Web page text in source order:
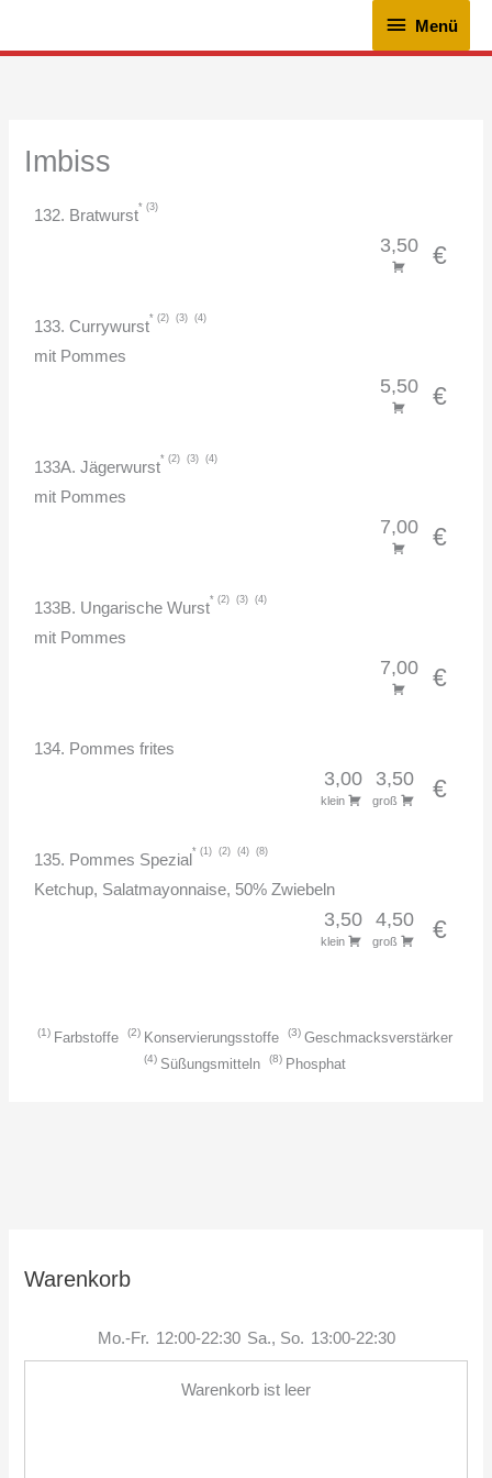
Menü
Menü
Imbiss
132. Bratwurst
3
3,50 €
133. Currywurst
2 3 4
mit Pommes
5,50 €
133A. Jägerwurst
2 3 4
mit Pommes
7,00 €
133B. Ungarische Wurst
2 3 4
mit Pommes
7,00 €
134. Pommes frites
3,00
klein
3,50
groß €
135. Pommes Spezial
1 2 4 8
Ketchup, Salatmayonnaise, 50% Zwiebeln
3,50
klein
4,50
groß €
1 Farbstoffe 2 Konservierungsstoffe 3 Geschmacksverstärker
4 Süßungsmitteln 8 Phosphat
Warenkorb
Mo.-Fr. 12:00-22:30 Sa., So. 13:00-22:30
Warenkorb ist leer